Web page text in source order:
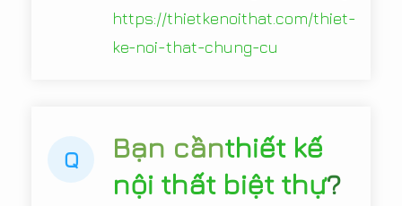
https://thietkenoithat.com/thiet-
ke-noi-that-chung-cu
Q Bạn cầnthiết kế
nội thất biệt thự?